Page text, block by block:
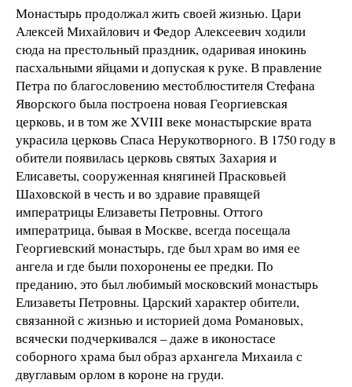
Монастырь продолжал жить своей жизнью. Цари
Алексей Михайлович и Федор Алексеевич ходили
сюда на престольный праздник, одаривая инокинь
пасхальными яйцами и допуская к руке. В правление
Петра по благословению местоблюстителя Стефана
Яворского была построена новая Георгиевская
церковь, и в том же XVIII веке монастырские врата
украсила церковь Спаса Нерукотворного. В 1750 году в
обители появилась церковь святых Захария и
Елисаветы, сооруженная княгиней Прасковьей
Шаховской в честь и во здравие правящей
императрицы Елизаветы Петровны. Оттого
императрица, бывая в Москве, всегда посещала
Георгиевский монастырь, где был храм во имя ее
ангела и где были похоронены ее предки. По
преданию, это был любимый московский монастырь
Елизаветы Петровны. Царский характер обители,
связанной с жизнью и историей дома Романовых,
всячески подчеркивался – даже в иконостасе
соборного храма был образ архангела Михаила с
двуглавым орлом в короне на груди.